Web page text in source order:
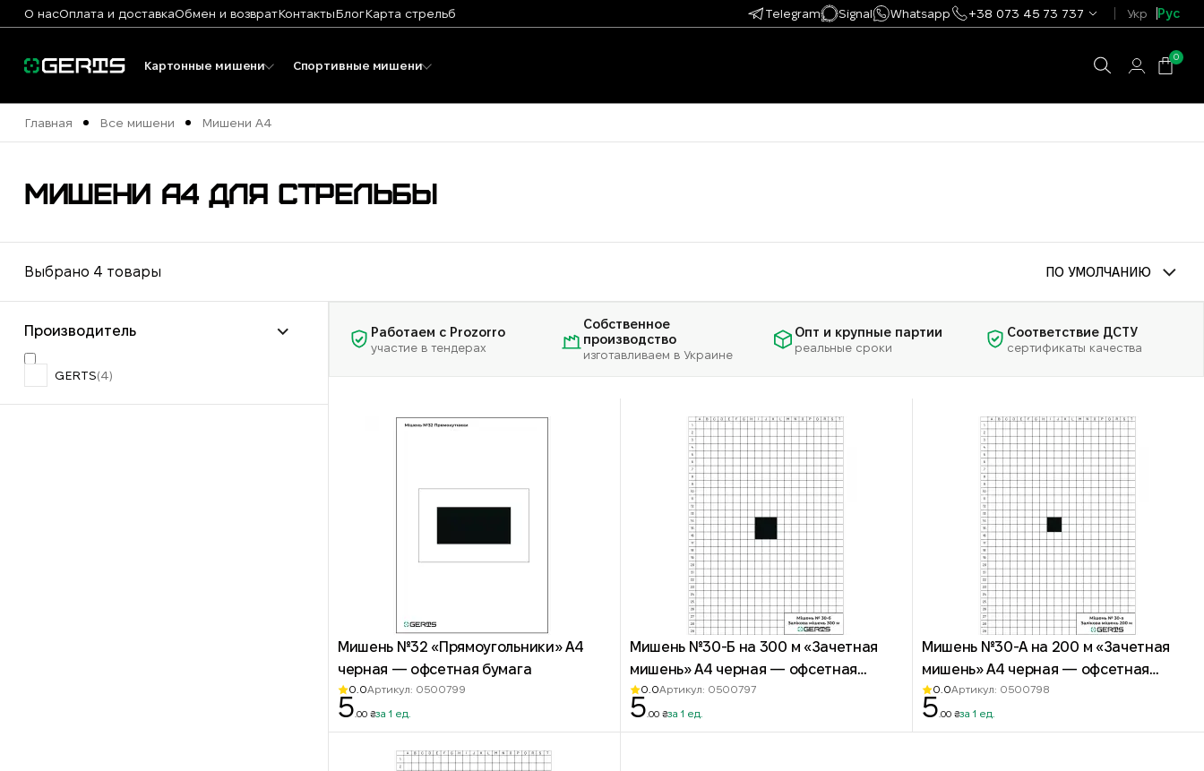
О насОплата и доставкаОбмен и возвратКонтактыБлогКарта стрельб Telegram Signal Whatsapp +38 073 45 73 737 Укр Рус
Картонные мишени Спортивные мишени
0
Главная Все мишени Мишени А4
МИШЕНИ А4 ДЛЯ СТРЕЛЬБЫ
Выбрано 4 товары ПО УМОЛЧАНИЮ
Производитель
GERTS(4)
Работаем с Prozorro
участие в тендерах
Собственное
производство
изготавливаем в Украине
Опт и крупные партии
реальные сроки
Соответствие ДСТУ
сертификаты качества
Мишень №32 «Прямоугольники» А4
черная — офсетная бумага
0.0Артикул: 0500799
5 .00 ₴за 1 ед.
Мишень №30-Б на 300 м «Зачетная
мишень» А4 черная — офсетная
бумага
0.0Артикул: 0500797
5 .00 ₴за 1 ед.
Мишень №30-А на 200 м «Зачетная
мишень» А4 черная — офсетная
бумага
0.0Артикул: 0500798
5 .00 ₴за 1 ед.